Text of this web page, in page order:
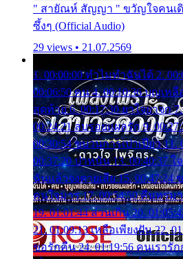
" สายัณห์ สัญญา " ขวัญใจคนเดิ
ซึ้งๆ (Official Audio)
29 views • 21.07.2569
1. 00:00:00 ทำไมทำฉันได้ 2.
00:06:50 คน 4. 00:10:36 บุญเห
สุดท้าย 6. 00:17:30 ยาใจยาจก
00:24:21 ลบรอยแผลรัก 9.
00:30:54 ขบวนการเปาเปียว 11.
00:37:20 ปาหนัน 13. 00:40:37 ใ
ฉันแล้วจงตายเสีย 15. 00:47:24
คนใจมาร 17. 00:54:50 คืนทรม
19. 01:01:44 ส่วนเกิน 20.
21. 01:09:13 เหลือเพียงฝัน 22.
ขอรักคืน 24. 01:19:56 คนเรารั